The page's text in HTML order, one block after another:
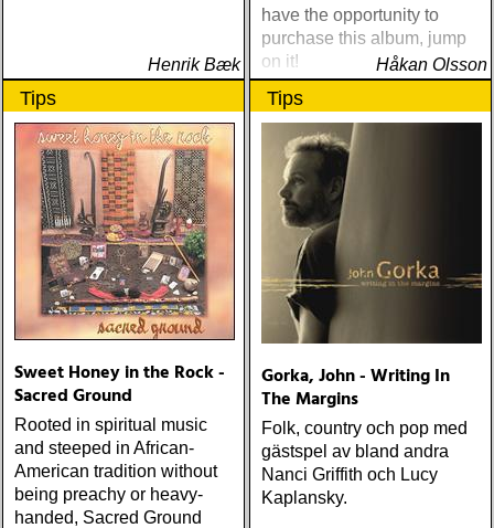
TYNGSTA & DYRASTE:
neil young : archives
(reprise) ÅRETS GRAM &
EMMYLOU: sugarcane
jane : sugarcane jane
(admiral bean) ÅRETS FAB
FOUR: the beatles : mono
& stereo box (apple)
ÅRETS LIVE-DOKUMENT:
tom petty & the
heartbreakers : the live
anthology (reprise) ÅRETS
STUDIOÄSS: works
progress administration :
wpa (wpa records) ÅRETS
CÉLINE DION: zachary
richard : last kiss (artist
Henrik Bæk
have the opportunity to
purchase this album, jump
on it!
Håkan Olsson
Tips
Sweet Honey in the Rock -
Sacred Ground
Rooted in spiritual music
and steeped in African-
American tradition without
being preachy or heavy-
handed, Sacred Ground
Tips
Gorka, John - Writing In
The Margins
Folk, country och pop med
gästspel av bland andra
Nanci Griffith och Lucy
Kaplansky.